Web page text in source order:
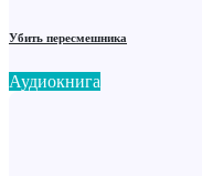
Убить пересмешника
Аудиокнига